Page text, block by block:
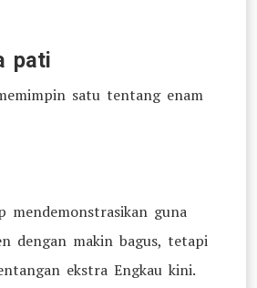
pati
satu tentang enam
mendemonstrasikan guna
dengan makin bagus, tetapi
ekstra Engkau kini.